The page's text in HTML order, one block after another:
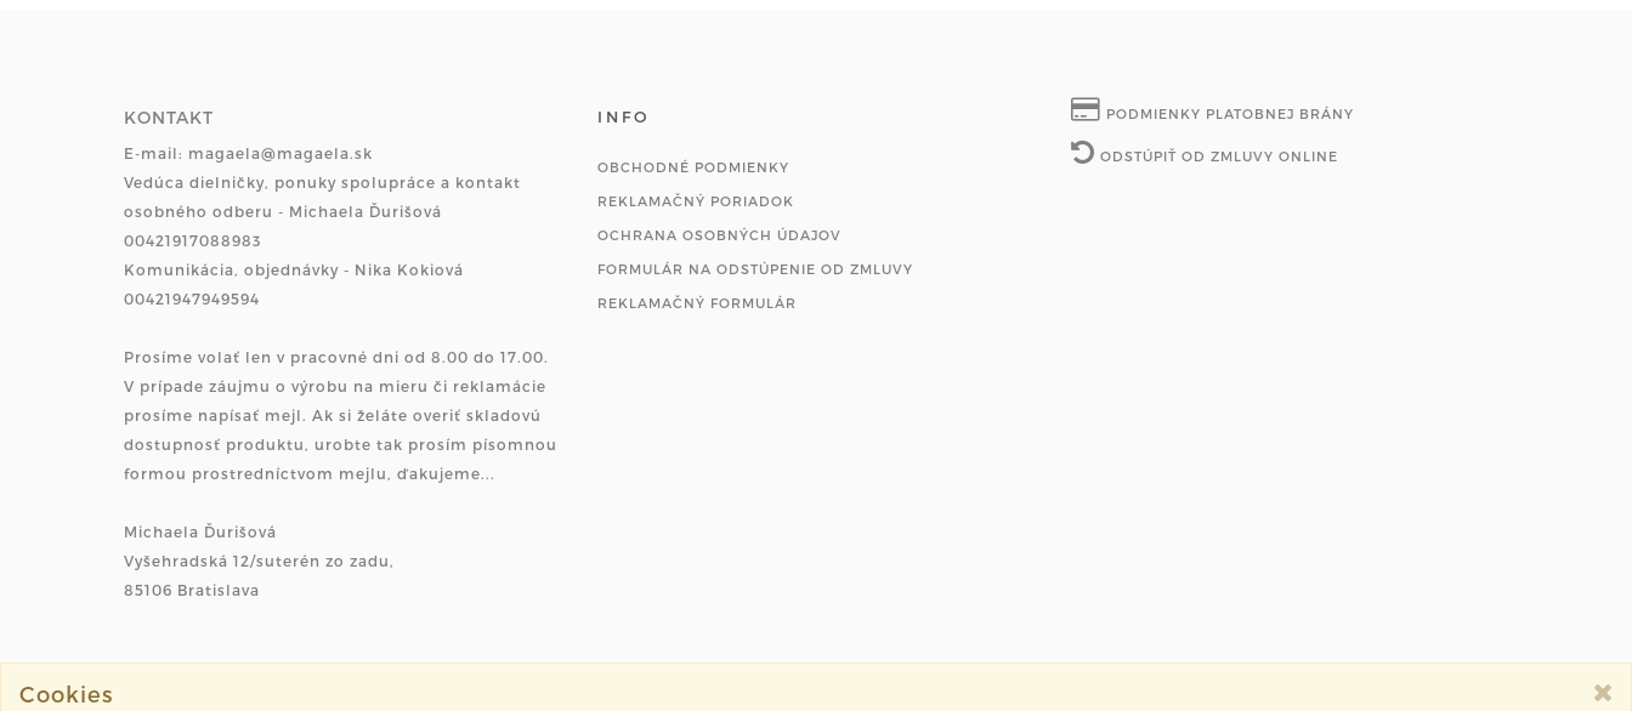
KONTAKT
E-mail: magaela@magaela.sk
Vedúca dielničky, ponuky spolupráce a kontakt
osobného odberu - Michaela Ďurišová
00421917088983
Komunikácia, objednávky - Nika Kokiová
00421947949594
Prosíme volať len v pracovné dni od 8.00 do 17.00.
V prípade záujmu o výrobu na mieru či reklamácie
prosíme napísať mejl. Ak si želáte overiť skladovú
dostupnosť produktu, urobte tak prosím písomnou
formou prostredníctvom mejlu, ďakujeme...
Michaela Ďurišová
Vyšehradská 12/suterén zo zadu,
85106 Bratislava
INFO
OBCHODNÉ PODMIENKY
REKLAMAČNÝ PORIADOK
OCHRANA OSOBNÝCH ÚDAJOV
FORMULÁR NA ODSTÚPENIE OD ZMLUVY
REKLAMAČNÝ FORMULÁR
PODMIENKY PLATOBNEJ BRÁNY
ODSTÚPIŤ OD ZMLUVY ONLINE
Cookies